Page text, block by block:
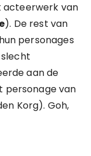
acteerwerk van
). De rest van
personages
aan de
personage van
Korg). Goh,